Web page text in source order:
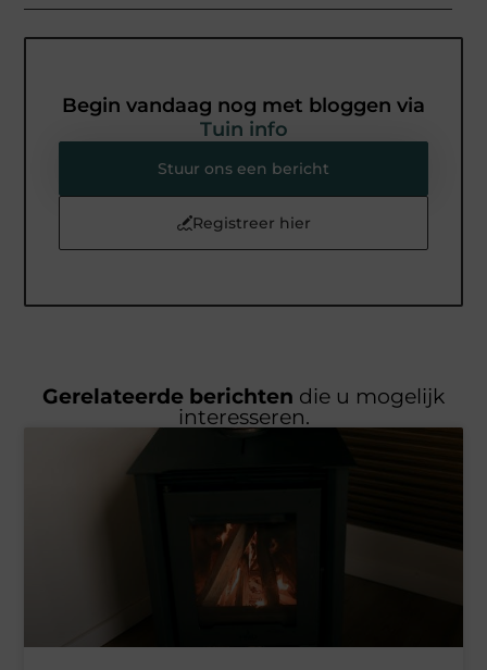
Begin vandaag nog met bloggen via
Tuin info
Stuur ons een bericht
Registreer hier
Gerelateerde berichten die u mogelijk
interesseren.